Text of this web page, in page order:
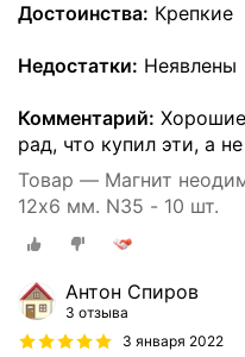
Достоинства: Крепкие
Недостатки: Неявлены
Комментарий:
рад, что купил эти, а
Товар — Магнит
12х6 мм. N35 - 10 шт.
Антон Спиров
3 отзыва
3 января 2022